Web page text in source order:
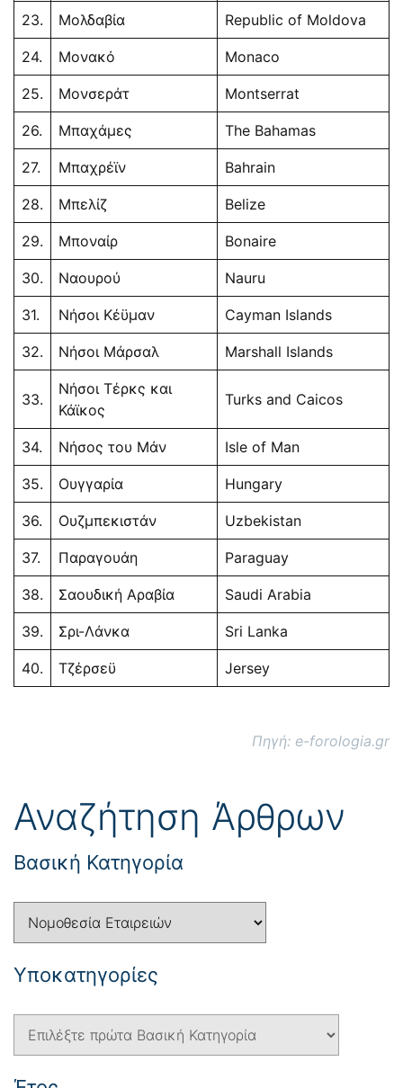
23. Μολδαβία Republic of Moldova
24. Μονακό Monaco
25. Μονσεράτ Montserrat
26. Μπαχάμες The Bahamas
27. Μπαχρέϊν Bahrain
28. Μπελίζ Belize
29. Μποναίρ Bonaire
30. Ναουρού Nauru
31. Νήσοι Κέϋμαν Cayman Islands
32. Νήσοι Μάρσαλ Marshall Islands
33.
Νήσοι Τέρκς και
Κάϊκος
Turks and Caicos
34. Νήσος του Μάν Isle of Man
35. Ουγγαρία Hungary
36. Ουζμπεκιστάν Uzbekistan
37. Παραγουάη Paraguay
38. Σαουδική Αραβία Saudi Arabia
39. Σρι-Λάνκα Sri Lanka
40. Τζέρσεϋ Jersey
Πηγή: e-forologia.gr
Αναζήτηση Άρθρων
Βασική Κατηγορία
Yποκατηγορίες